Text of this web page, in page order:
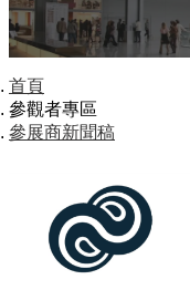
首頁
參觀者專區
參展商新聞稿